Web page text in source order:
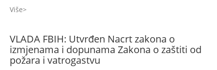
Više
VLADA FBIH: Utvrđen Nacrt zakona o
izmjenama i dopunama Zakona o zaštiti od
požara i vatrogastvu